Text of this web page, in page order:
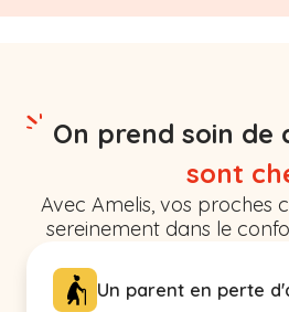
On prend soin de
sont
Avec Amelis, vos proches
sereinement dans le
Un parent en perte